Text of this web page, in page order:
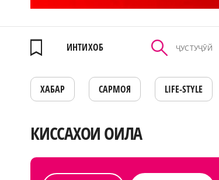
ИНТИХОБ
ХАБАР САРМОЯ LIFE-STYLE
КИССАХОИ ОИЛА